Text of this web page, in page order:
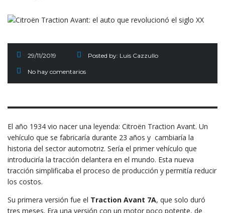
29/11/2019 Posted by: Luis Cazzullo
No hay comentarios
El año 1934 vio nacer una leyenda: Citroën Traction Avant. Un
vehículo que se fabricaría durante 23 años y cambiaría la
historia del sector automotriz. Sería el primer vehículo que
introduciría la tracción delantera en el mundo. Esta nueva
tracción simplificaba el proceso de producción y permitía reducir
los costos.
Su primera versión fue el Traction Avant 7A, que solo duró
tres meses. Era una versión con un motor poco potente, de